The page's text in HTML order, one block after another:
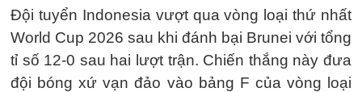
Đội tuyển Indonesia vượt qua vòng loại thứ nhất
World Cup 2026 sau khi đánh bại Brunei với tổng
tỉ số 12-0 sau hai lượt trận. Chiến thắng này đưa
đội bóng xứ vạn đảo vào bảng F của vòng loại